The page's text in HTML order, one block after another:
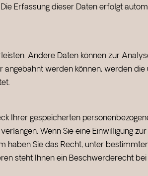
Erfassung dieser Daten erfolgt
Andere Daten können zur
werden können, werden
Ihrer gespeicherten
Wenn Sie eine Einwilligung
haben Sie das Recht, unter
steht Ihnen ein Beschwerderecht